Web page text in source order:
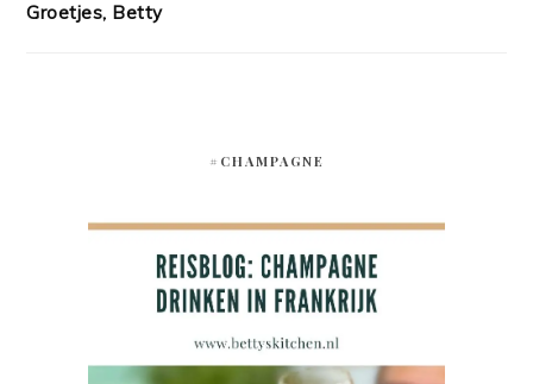
Groetjes, Betty
#CHAMPAGNE